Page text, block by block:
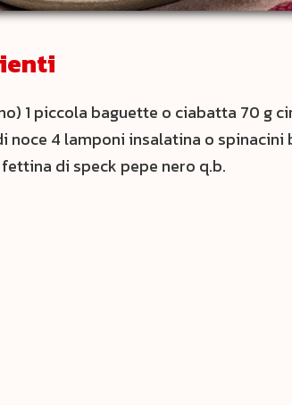
1 piccola baguette o ciabatta 70 g
noce 4 lamponi insalatina o spinacini
di speck pepe nero q.b.